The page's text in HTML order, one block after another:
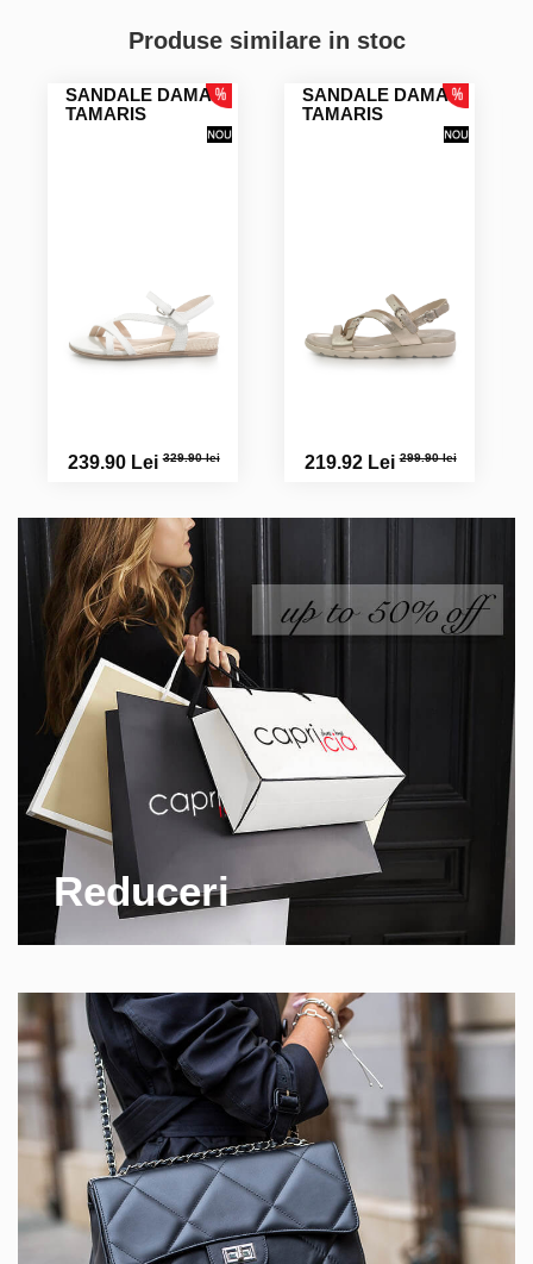
Produse similare in stoc
SANDALE DAMA
TAMARIS
239.90 Lei329.90 lei
SANDALE DAMA
TAMARIS
219.92 Lei299.90 lei
Reduceri